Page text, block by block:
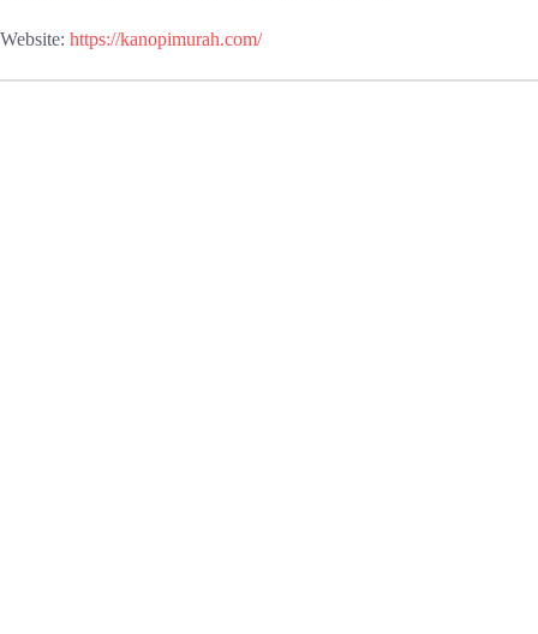
Website: https://kanopimurah.com/